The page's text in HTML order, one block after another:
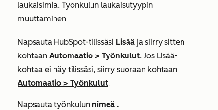
laukaisimia. Työnkulun laukaisutyypin
muuttaminen
Napsauta HubSpot-tilissäsi Lisää ja siirry sitten
kohtaan Automaatio > Työnkulut. Jos Lisää-
kohtaa ei näy tilissäsi, siirry suoraan kohtaan
Automaatio > Työnkulut.
Napsauta työnkulun nimeä .